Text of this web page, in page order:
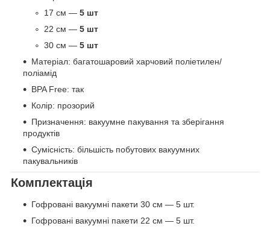
17 см — 5 шт
22 см — 5 шт
30 см — 5 шт
Матеріал: багатошаровий харчовий поліетилен/
поліамід
BPA Free: так
Колір: прозорий
Призначення: вакуумне пакування та зберігання
продуктів
Сумісність: більшість побутових вакуумних
пакувальників
Комплектація
Гофровані вакуумні пакети 30 см — 5 шт.
Гофровані вакуумні пакети 22 см — 5 шт.